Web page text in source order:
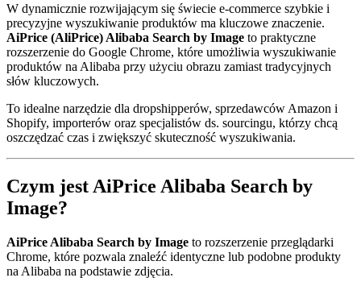
W dynamicznie rozwijającym się świecie e-commerce szybkie i
precyzyjne wyszukiwanie produktów ma kluczowe znaczenie.
AiPrice (AliPrice) Alibaba Search by Image to praktyczne
rozszerzenie do Google Chrome, które umożliwia wyszukiwanie
produktów na Alibaba przy użyciu obrazu zamiast tradycyjnych
słów kluczowych.
To idealne narzędzie dla dropshipperów, sprzedawców Amazon i
Shopify, importerów oraz specjalistów ds. sourcingu, którzy chcą
oszczędzać czas i zwiększyć skuteczność wyszukiwania.
Czym jest AiPrice Alibaba Search by
Image?
AiPrice Alibaba Search by Image to rozszerzenie przeglądarki
Chrome, które pozwala znaleźć identyczne lub podobne produkty
na Alibaba na podstawie zdjęcia.